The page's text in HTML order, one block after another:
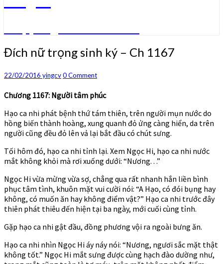
Đích
nữ
sinh
–
Ch
1167
Đích nữ trọng sinh ký – Ch 1167
22/02/2016 yingcvComments
0 Comment
Chương 1167: Người tâm phúc
Hạo ca nhi phát bệnh thứ tám thiên, trên người mụn nước do
hồng biến thành hoàng, xung quanh đỏ ửng càng hiển, da trên
người cũng đều đỏ lên vả lại bắt đầu có chút sưng.
Tối hôm đó, hạo ca nhi tỉnh lại. Xem Ngọc Hi, hạo ca nhi nước
mắt không khỏi mà rơi xuống dưới: “Nương. . .”
Ngọc Hi vừa mừng vừa sợ, chẳng qua rất nhanh hắn liền bình
phục tâm tình, khuôn mặt vui cười nói: “A Hạo, có đói bụng hay
không, có muốn ăn hay không điểm vật?” Hạo ca nhi trước đây
thiên phát thiêu đến hiện tại ba ngày, mới cuối cùng tỉnh.
Gặp hạo ca nhi gật đầu, đồng phương vội ra ngoài bưng ăn.
Hạo ca nhi nhìn Ngọc Hi áy náy nói: “Nương, ngươi sắc mặt thật
không tốt.” Ngọc Hi mắt sưng được cùng hạch đào dường như,